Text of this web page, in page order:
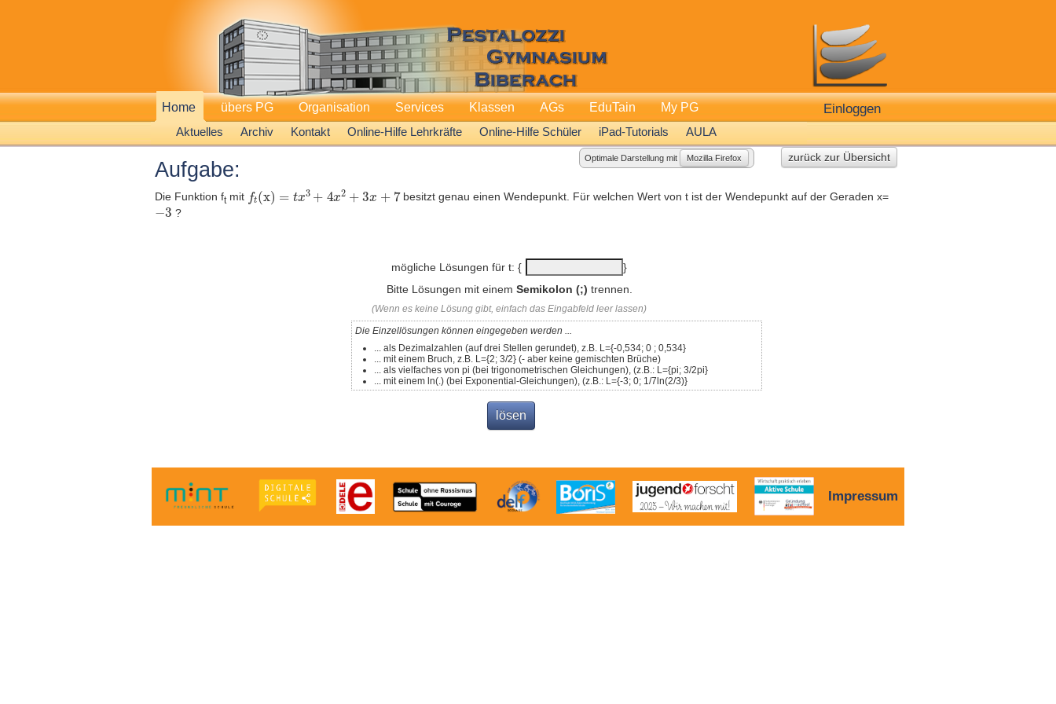
Home
Aktuelles
Archiv Kontakt Online-Hilfe Lehrkräfte Online-Hilfe Schüler iPad-Tutorials AULA
übers PG Organisation Services Klassen AGs EduTain My PG Einloggen
Optimale Darstellung mit Mozilla Firefox zurück zur Übersicht
Aufgabe:
Die Funktion ft mit t (x)= tx 3 x + + besitzt genau einen Wendepunkt. Für welchen Wert von t ist der Wendepunkt auf der Geraden x=
-3 ?
mögliche Lösungen für t: {
}
Bitte Lösungen mit einem Semikolon (;) trennen.
(Wenn es keine Lösung gibt, einfach das Eingabfeld leer lassen)
Die Einzellösungen können eingegeben werden ...
... als Dezimalzahlen (auf drei Stellen gerundet), z.B. L={-0,534; 0 ; 0,534}
... mit einem Bruch, z.B. L={2; 3/2} (- aber keine gemischten Brüche)
... als vielfaches von pi (bei trigonometrischen Gleichungen), (z.B.: L={pi; 3/2pi}
... mit einem ln(.) (bei Exponential-Gleichungen), (z.B.: L={-3; 0; 1/7ln(2/3)}
Impressum